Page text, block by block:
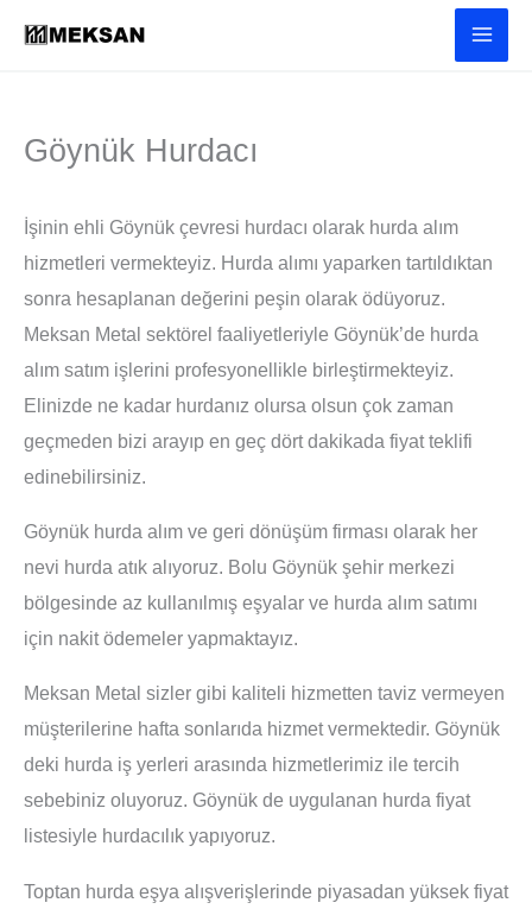
atla
Göynük Hurdacı
İşinin ehli Göynük çevresi hurdacı olarak hurda alım
hizmetleri vermekteyiz. Hurda alımı yaparken tartıldıktan
sonra hesaplanan değerini peşin olarak ödüyoruz.
Meksan Metal sektörel faaliyetleriyle Göynük’de hurda
alım satım işlerini profesyonellikle birleştirmekteyiz.
Elinizde ne kadar hurdanız olursa olsun çok zaman
geçmeden bizi arayıp en geç dört dakikada fiyat teklifi
edinebilirsiniz.
Göynük hurda alım ve geri dönüşüm firması olarak her
nevi hurda atık alıyoruz. Bolu Göynük şehir merkezi
bölgesinde az kullanılmış eşyalar ve hurda alım satımı
için nakit ödemeler yapmaktayız.
Meksan Metal sizler gibi kaliteli hizmetten taviz vermeyen
müşterilerine hafta sonlarıda hizmet vermektedir. Göynük
deki hurda iş yerleri arasında hizmetlerimiz ile tercih
sebebiniz oluyoruz. Göynük de uygulanan hurda fiyat
listesiyle hurdacılık yapıyoruz.
Toptan hurda eşya alışverişlerinde piyasadan yüksek fiyat